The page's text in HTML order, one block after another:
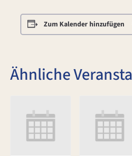
Zum Kalender hinzufügen
Ähnliche